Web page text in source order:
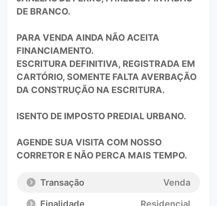
DE BRANCO.
PARA VENDA AINDA NÃO ACEITA
FINANCIAMENTO.
ESCRITURA DEFINITIVA, REGISTRADA EM
CARTÓRIO, SOMENTE FALTA AVERBAÇÃO
DA CONSTRUÇÃO NA ESCRITURA.
ISENTO DE IMPOSTO PREDIAL URBANO.
AGENDE SUA VISITA COM NOSSO
CORRETOR E NÃO PERCA MAIS TEMPO.
Transação
Venda
Finalidade
Residencial